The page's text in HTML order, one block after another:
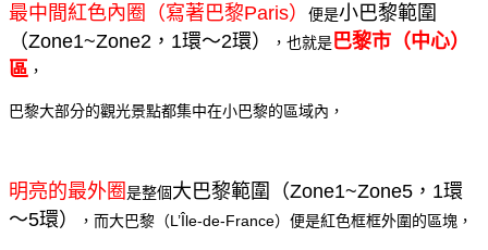
最中間紅色內圈（寫著巴黎Paris） 便是小巴黎範圍
（Zone1~Zone2，1環～2環）
，也就是巴黎市（中心）
區 ，
巴黎大部分的觀光景點都集中在小巴黎的區域內，
明亮的最外圈是整個大巴黎範圍（Zone1~Zone5，1環
～5環）
，而大巴黎（L’Île-de-France）便是紅色框框外圍的區塊，